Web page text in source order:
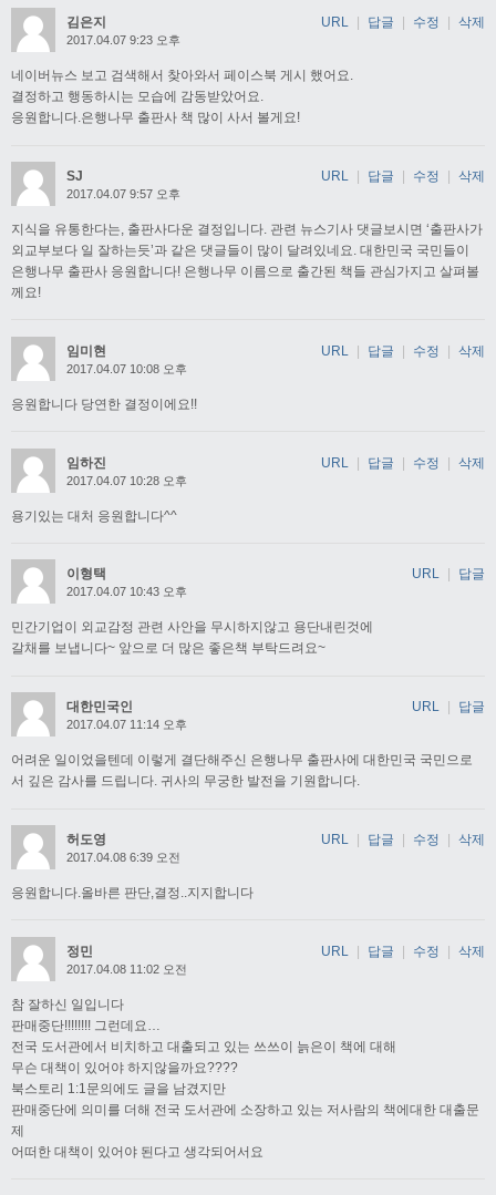
김은지
2017.04.07 9:23 오후
네이버뉴스 보고 검색해서 찾아와서 페이스북 게시 했어요.
결정하고 행동하시는 모습에 감동받았어요.
응원합니다.은행나무 출판사 책 많이 사서 볼게요!
URL 답글 수정 삭제
SJ
2017.04.07 9:57 오후
지식을 유통한다는, 출판사다운 결정입니다. 관련 뉴스기사 댓글보시면 ‘출판사가
외교부보다 일 잘하는듯’과 같은 댓글들이 많이 달려있네요. 대한민국 국민들이
은행나무 출판사 응원합니다! 은행나무 이름으로 출간된 책들 관심가지고 살펴볼
께요!
URL 답글 수정 삭제
임미현
2017.04.07 10:08 오후
응원합니다 당연한 결정이에요!!
URL | 답글 | 수정 | 삭제
임하진
2017.04.07 10:28 오후
용기있는 대처 응원합니다^^
URL | 답글 | 수정 | 삭제
이형택
2017.04.07 10:43 오후
민간기업이 외교감정 관련 사안을 무시하지않고 용단내린것에
갈채를 보냅니다~ 앞으로 더 많은 좋은책 부탁드려요~
URL 답글
대한민국인
2017.04.07 11:14 오후
어려운 일이었을텐데 이렇게 결단해주신 은행나무 출판사에 대한민국 국민으로
서 깊은 감사를 드립니다. 귀사의 무궁한 발전을 기원합니다.
URL 답글
허도영
2017.04.08 6:39 오전
응원합니다.올바른 판단,결정..지지합니다
URL 답글 수정 삭제
정민
2017.04.08 11:02 오전
참 잘하신 일입니다
판매중단!!!!!!!! 그런데요…
전국 도서관에서 비치하고 대출되고 있는 쓰쓰이 늙은이 책에 대해
무슨 대책이 있어야 하지않을까요????
북스토리 1:1문의에도 글을 남겼지만
판매중단에 의미를 더해 전국 도서관에 소장하고 있는 저사람의 책에대한 대출문
제
어떠한 대책이 있어야 된다고 생각되어서요
URL | 답글 | 수정 | 삭제